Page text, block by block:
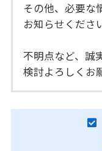
その他、必要な
お知らせくださ
不明点など、誠
検討よろしくお